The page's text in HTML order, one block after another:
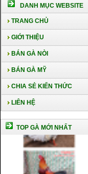
DANH MỤC WEBSITE
TRANG CHỦ
GIỚI THIỆU
BÁN GÀ NÒI
BÁN GÀ MỸ
CHIA SẺ KIẾN THỨC
LIÊN HỆ
TOP GÀ MỚI NHẤT